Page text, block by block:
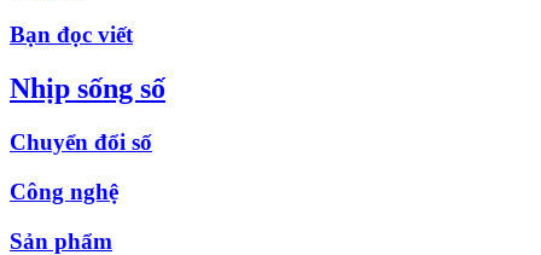
Bạn đọc viết
Nhịp sống số
Chuyển đổi số
Công nghệ
Sản phẩm